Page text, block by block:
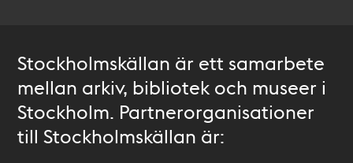
Stockholmskällan är ett samarbete
mellan arkiv, bibliotek och museer i
Stockholm. Partnerorganisationer
till Stockholmskällan är: